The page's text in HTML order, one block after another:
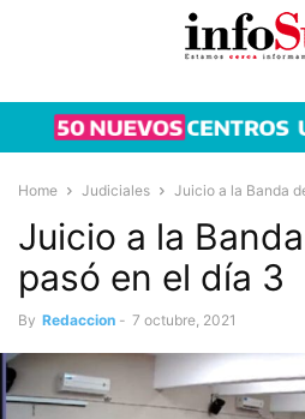
Home Judiciales Juicio a la Banda
Juicio a la
pasó en el día 3
By Redaccion - 7 octubre, 2021